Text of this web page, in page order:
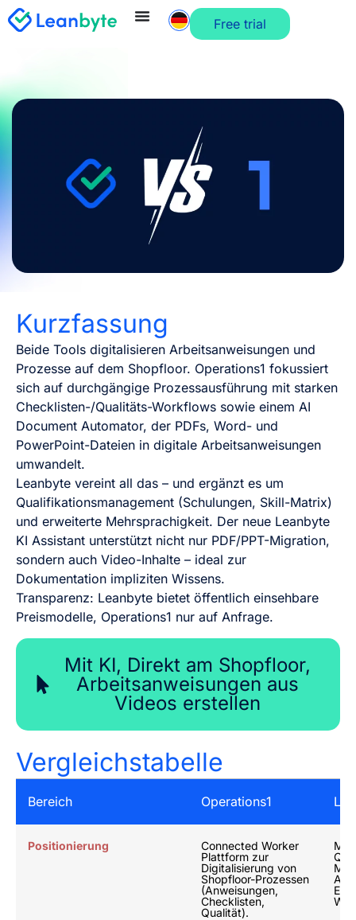
Free trial
Kurzfassung
Beide Tools digitalisieren Arbeitsanweisungen und
Prozesse auf dem Shopfloor. Operations1 fokussiert
sich auf durchgängige Prozessausführung mit starken
Checklisten-/Qualitäts-Workflows sowie einem AI
Document Automator, der PDFs, Word- und
PowerPoint-Dateien in digitale Arbeitsanweisungen
umwandelt.
Leanbyte vereint all das – und ergänzt es um
Qualifikationsmanagement (Schulungen, Skill-Matrix)
und erweiterte Mehrsprachigkeit. Der neue Leanbyte
KI Assistant unterstützt nicht nur PDF/PPT-Migration,
sondern auch Video-Inhalte – ideal zur
Dokumentation impliziten Wissens.
Transparenz: Leanbyte bietet öffentlich einsehbare
Preismodelle, Operations1 nur auf Anfrage.
Mit KI, Direkt am Shopfloor,
Arbeitsanweisungen aus
Videos erstellen
Vergleichstabelle
Bereich Operations1
Positionierung
Connected Worker
Plattform zur
Digitalisierung von
Shopfloor-Prozessen
(Anweisungen,
Checklisten,
Qualität).
E-